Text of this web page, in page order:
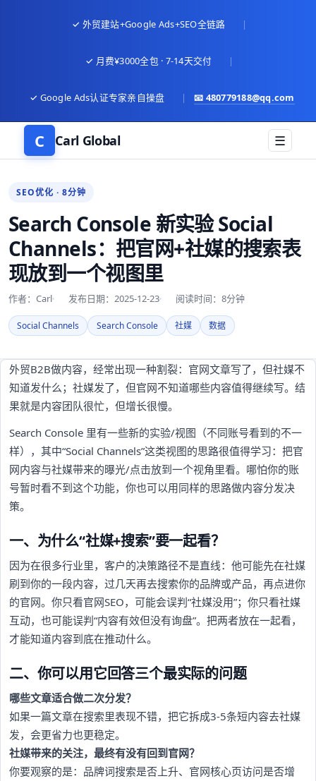
✓ 外贸建站+Google Ads+SEO全链路 |
✓ 月费¥3000全包 · 7-14天交付 |
✓ Google Ads认证专家亲自操盘 | 📧 480779188@qq.com
C Carl Global ☰
SEO优化 · 8分钟
Search Console 新实验 Social
Channels：把官网+社媒的搜索表
现放到一个视图里
作者：Carl 发布日期：2025-12-23 阅读时间：8分钟
Social Channels Search Console 社媒 数据
外贸B2B做内容，经常出现一种割裂：官网文章写了，但社媒不
知道发什么；社媒发了，但官网不知道哪些内容值得继续写。结
果就是内容团队很忙，但增长很慢。
Search Console 里有一些新的实验/视图（不同账号看到的不一
样），其中“Social Channels”这类视图的思路很值得学习：把官
网内容与社媒带来的曝光/点击放到一个视角里看。哪怕你的账
号暂时看不到这个功能，你也可以用同样的思路做内容分发决
策。
一、为什么“社媒+搜索”要一起看？
因为在很多行业里，客户的决策路径不是直线：他可能先在社媒
刷到你的一段内容，过几天再去搜索你的品牌或产品，再点进你
的官网。你只看官网SEO，可能会误判“社媒没用”；你只看社媒
互动，也可能误判“内容有效但没有询盘”。把两者放在一起看，
才能知道内容到底在推动什么。
二、你可以用它回答三个最实际的问题
哪些文章适合做二次分发？
如果一篇文章在搜索里表现不错，把它拆成3-5条短内容去社媒
发，会更省力也更稳定。
社媒带来的关注，最终有没有回到官网？
你要观察的是：品牌词搜索是否上升、官网核心页访问是否增